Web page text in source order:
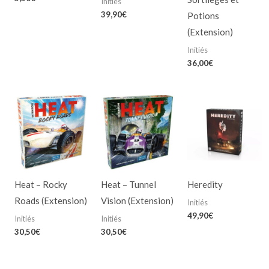
39,90€
Potions
(Extension)
Initiés
36,00€
Heat – Rocky
Roads (Extension)
Initiés
30,50€
Heat – Tunnel
Vision (Extension)
Initiés
30,50€
Heredity
Initiés
49,90€